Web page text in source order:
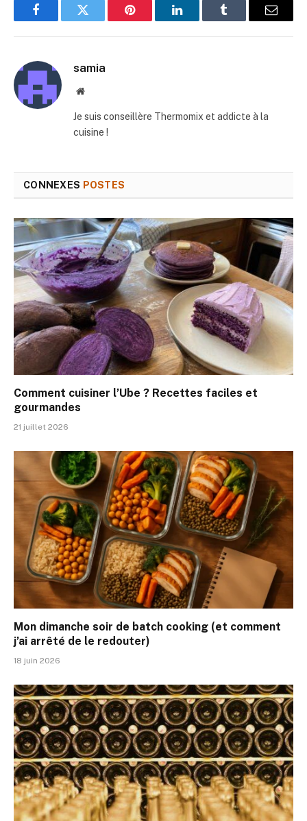
FacebookTwitter Pinterest LinkedInTumblr
E-
samia
Site
Je suis conseillère Thermomix et addicte à la
cuisine !
CONNEXES POSTES
Comment cuisiner l’Ube ? Recettes faciles et
gourmandes
21 juillet 2026
Mon dimanche soir de batch cooking (et comment
j’ai arrêté de le redouter)
18 juin 2026